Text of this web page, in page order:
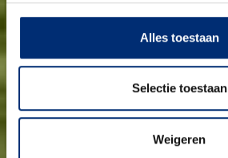
Alles toestaan
Selectie toestaan
Weigeren